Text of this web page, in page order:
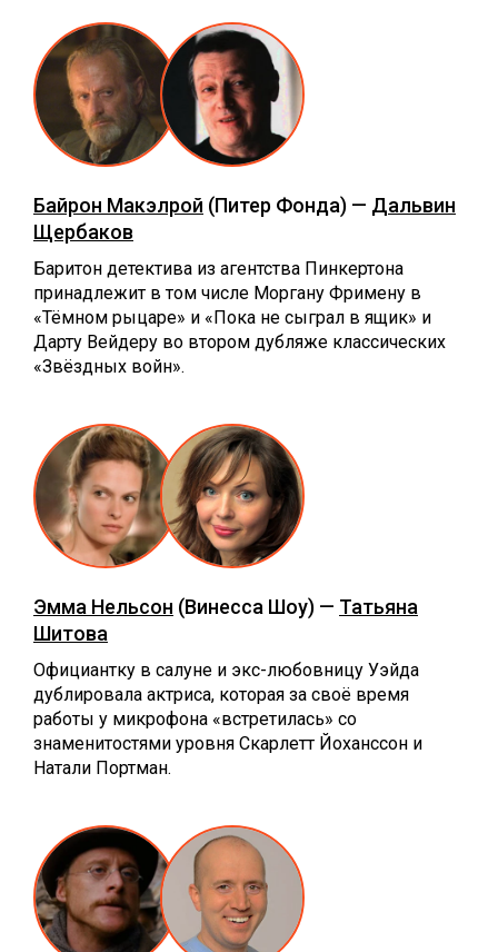
Байрон Макэлрой (Питер Фонда) — Дальвин
Щербаков
Баритон детектива из агентства Пинкертона
принадлежит в том числе Моргану Фримену в
«Тёмном рыцаре» и «Пока не сыграл в ящик» и
Дарту Вейдеру во втором дубляже классических
«Звёздных войн».
Эмма Нельсон (Винесса Шоу) — Татьяна
Шитова
Официантку в салуне и экс-любовницу Уэйда
дублировала актриса, которая за своё время
работы у микрофона «встретилась» со
знаменитостями уровня Скарлетт Йоханссон и
Натали Портман.